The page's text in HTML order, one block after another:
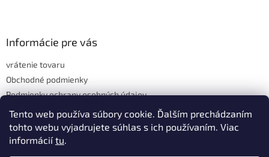
Tento web používa súbory cookie. Ďalším prechádzaním
tohto webu vyjadrujete súhlas s ich používaním. Viac
informáciítu.
Informácie pre vás
vrátenie tovaru
Obchodné podmienky
Podmienky ochrany osobných údajov
Hodnotenie obchodu